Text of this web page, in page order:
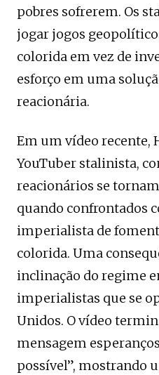
pobres sofrerem. Os
jogar jogos
colorida em vez de
esforço em uma
reacionária.
Em um vídeo
YouTuber stalinista,
reacionários se
quando confrontados
imperialista de
colorida. Uma
inclinação do regime
imperialistas que se
Unidos. O vídeo
mensagem
possível”, mostrando